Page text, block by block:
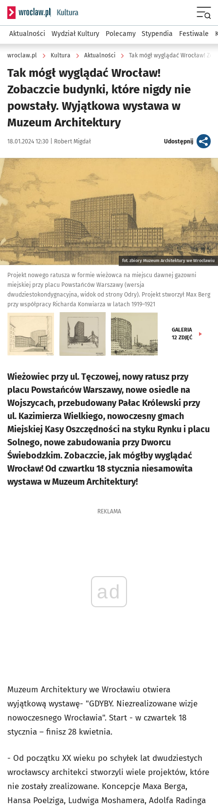
Serwis informacyjny wroclaw.pl podserwis: Kultura
Aktualności Wydział Kultury Polecamy Stypendia Festiwale
wroclaw.pl Kultura Aktualności Tak mógł wyglądać Wrocław!
Tak mógł wyglądać Wrocław!
Zobaczcie budynki, które nigdy nie
powstały. Wyjątkowa wystawa w
Muzeum Architektury
Data publikacji:
18.01.2024 12:30 | Autor:
Robert Migdał Udostępnijartykuł
Kliknij, aby zobaczyć galerię
fot. zbiory Muzeum Architektury we Wrocławiu
Projekt nowego ratusza w formie wieżowca na miejscu dawnej gazowni
miejskiej przy placu Powstańców Warszawy (wersja
dwudziestokondygnacyjna, widok od strony Odry). Projekt stworzył Max Berg
przy współpracy Richarda Konwiarza w latach 1919–1921
GALERIA
12 ZDJĘĆ
Wieżowiec przy ul. Tęczowej, nowy ratusz przy
placu Powstańców Warszawy, nowe osiedle na
Wojszycach, przebudowany Pałac Królewski przy
ul. Kazimierza Wielkiego, nowoczesny gmach
Miejskiej Kasy Oszczędności na styku Rynku i placu
Solnego, nowe zabudowania przy Dworcu
Świebodzkim. Zobaczcie, jak mógłby wyglądać
Wrocław! Od czwartku 18 stycznia niesamowita
wystawa w Muzeum Architektury!
REKLAMA
ad
Muzeum Architektury we Wrocławiu otwiera
wyjątkową wystawę- "GDYBY. Niezrealizowane wizje
nowoczesnego Wrocławia". Start - w czwartek 18
stycznia – finisz 28 kwietnia.
- Od początku XX wieku po schyłek lat dwudziestych
wrocławscy architekci stworzyli wiele projektów, które
nie zostały zrealizowane. Koncepcje Maxa Berga,
Hansa Poelziga, Ludwiga Moshamera, Adolfa Radinga